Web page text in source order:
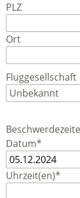
PLZ
Ort
Fluggesellschaft
Datum*
Uhrzeit(en)*